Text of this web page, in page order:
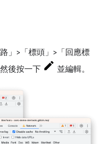
」 >「標頭」 >「回應標
後按一下 並編輯。